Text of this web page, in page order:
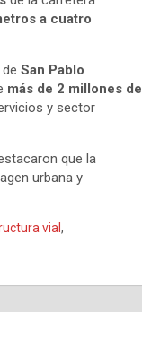
a cuatro
San Pablo
más de 2 millones de
y sector
que la
urbana y
vial,